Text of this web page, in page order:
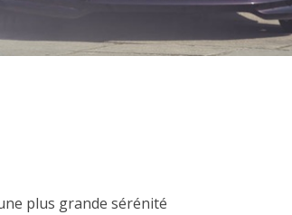
plus grande sérénité